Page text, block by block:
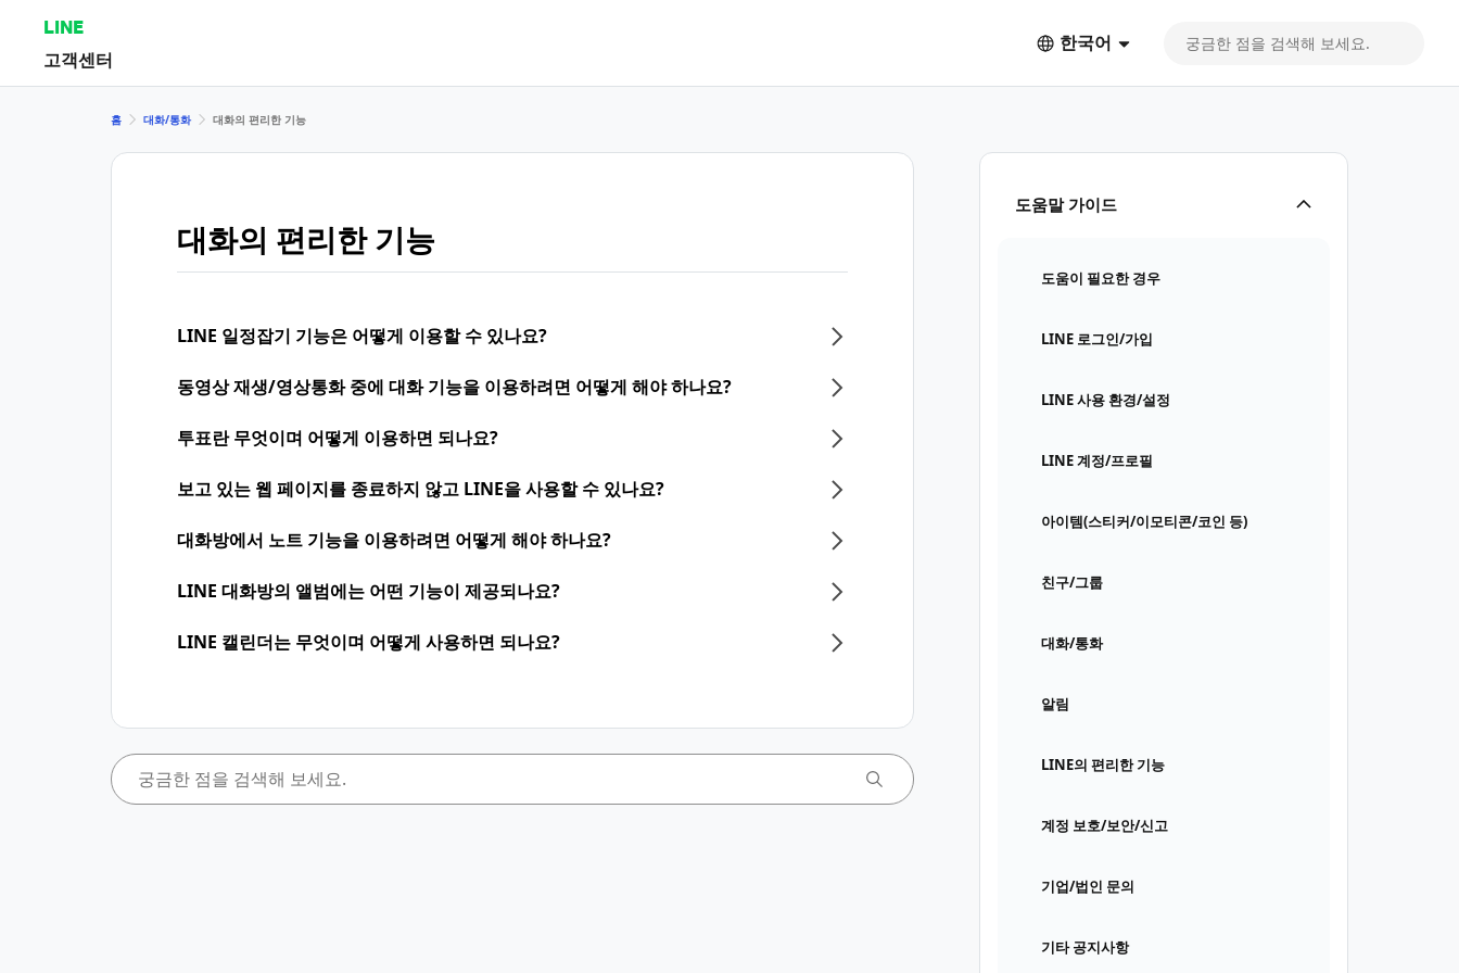
LINE
고객센터
한국어
도움말 가이드
도움이 필요한 경우
LINE 로그인/가입
LINE 사용 환경/설정
LINE 계정/프로필
아이템(스티커/이모티콘/코인 등)
친구/그룹
대화/통화
알림
LINE의 편리한 기능
계정 보호/보안/신고
기업/법인 문의
기타 공지사항
홈 대화/통화 대화의 편리한 기능
대화의 편리한 기능
LINE 일정잡기 기능은 어떻게 이용할 수 있나요?
동영상 재생/영상통화 중에 대화 기능을 이용하려면 어떻게 해야 하나요?
투표란 무엇이며 어떻게 이용하면 되나요?
보고 있는 웹 페이지를 종료하지 않고 LINE을 사용할 수 있나요?
대화방에서 노트 기능을 이용하려면 어떻게 해야 하나요?
LINE 대화방의 앨범에는 어떤 기능이 제공되나요?
LINE 캘린더는 무엇이며 어떻게 사용하면 되나요?